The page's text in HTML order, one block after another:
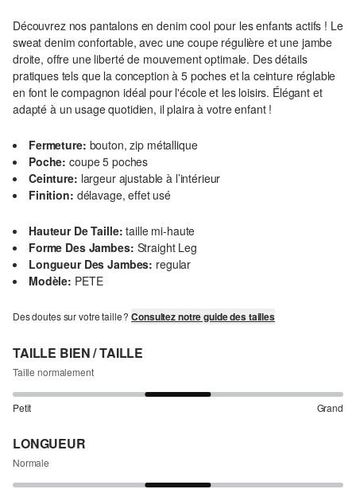
Découvrez nos pantalons en denim cool pour les enfants actifs ! Le
sweat denim confortable, avec une coupe régulière et une jambe
droite, offre une liberté de mouvement optimale. Des détails
pratiques tels que la conception à 5 poches et la ceinture réglable
en font le compagnon idéal pour l'école et les loisirs. Élégant et
adapté à un usage quotidien, il plaira à votre enfant !
Fermeture: bouton, zip métallique
Poche: coupe 5 poches
Ceinture: largeur ajustable à l’intérieur
Finition: délavage, effet usé
Hauteur De Taille: taille mi-haute
Forme Des Jambes: Straight Leg
Longueur Des Jambes: regular
Modèle: PETE
Des doutes sur votre taille ?Consultez notre guide des tailles
TAILLE BIEN / TAILLE
Taille normalement
Petit Grand
LONGUEUR
Normale